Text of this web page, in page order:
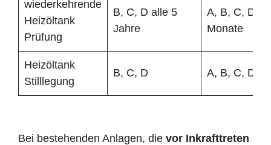
wiederkehrende
Heizöltank
Prüfung
B, C, D alle 5
Jahre
A, B, C, D
Monate
Heizöltank
Stilllegung
B, C, D A, B, C, D
Bei bestehenden Anlagen, die vor Inkrafttreten